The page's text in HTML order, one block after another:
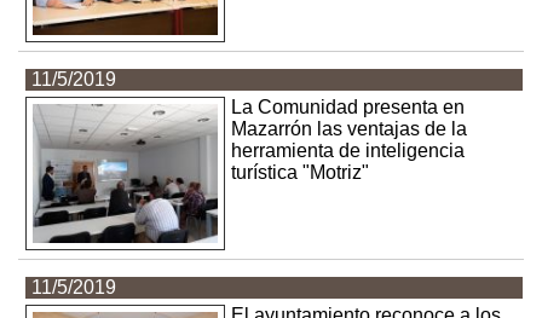
11/5/2019
La Comunidad presenta en
Mazarrón las ventajas de la
herramienta de inteligencia
turística "Motriz"
11/5/2019